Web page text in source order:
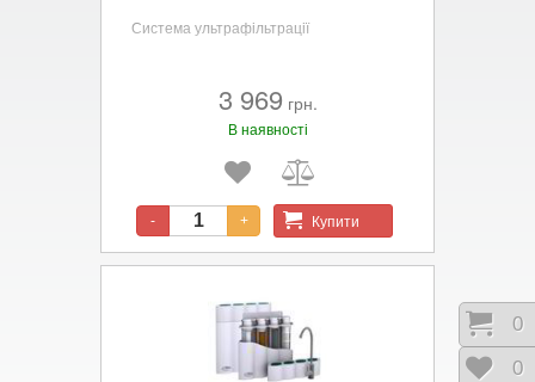
Система ультрафільтрації
3 969 грн.
В наявності
- + Купити
0
0